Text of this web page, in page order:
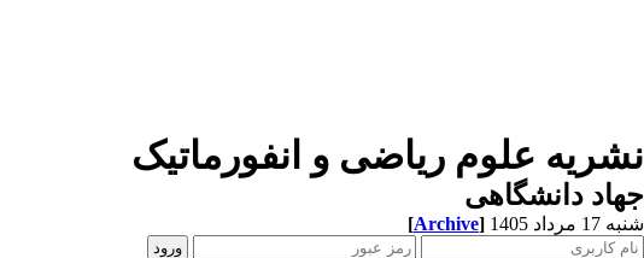
نشریه علوم ریاضی و انفورماتیک
جهاد دانشگاهی
شنبه 17 مرداد 1405 [Archive]